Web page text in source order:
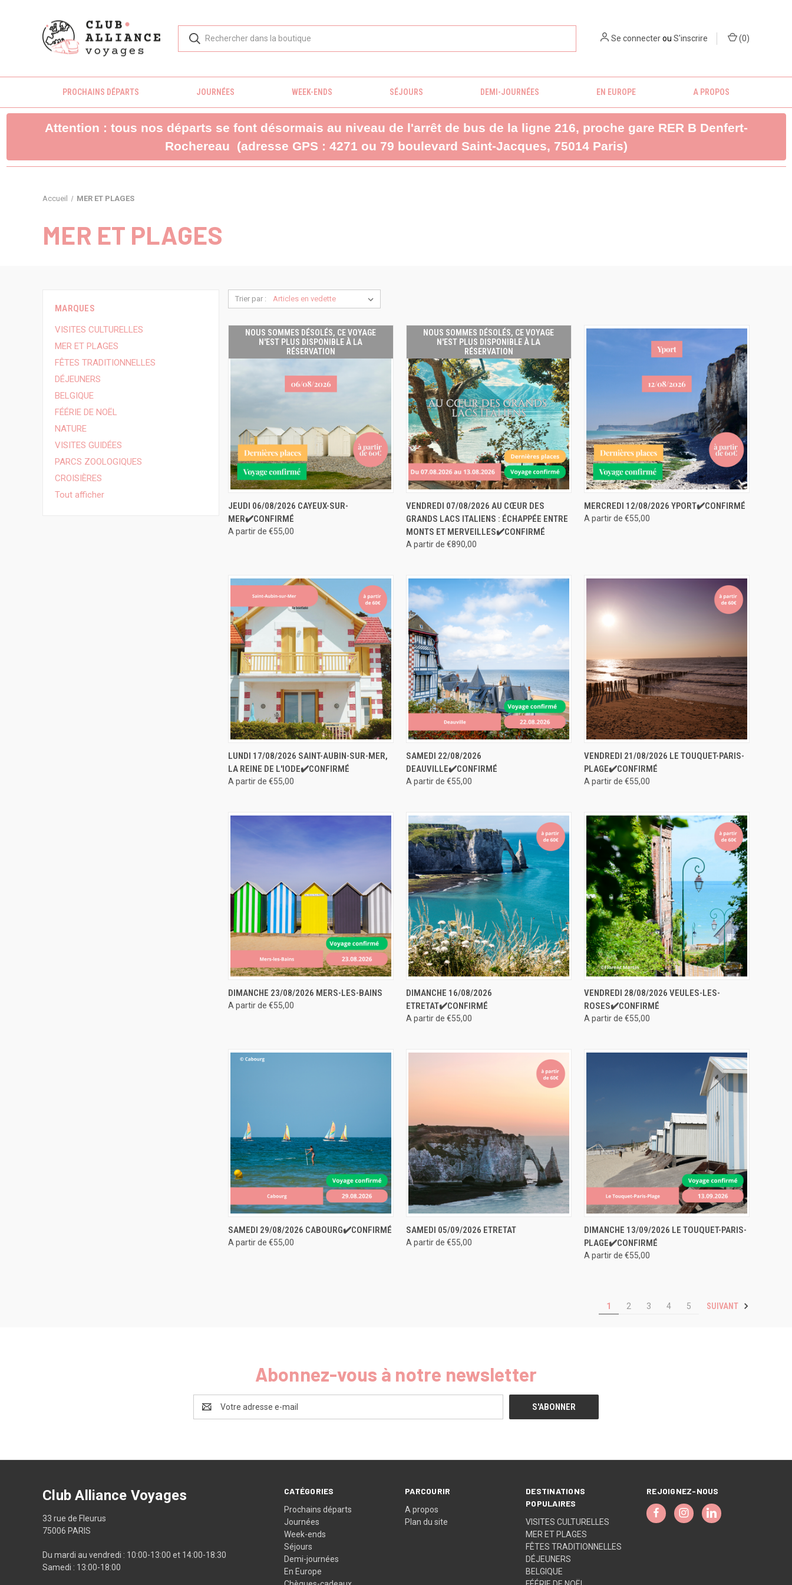
Se connecterou S'inscrire (0)
PROCHAINS DÉPARTS JOURNÉES WEEK-ENDS SÉJOURS DEMI-JOURNÉES EN EUROPE A PROPOS
Attention : tous nos départs se font désormais au niveau de l'arrêt de bus de la ligne 216, proche gare RER B Denfert-
Rochereau (adresse GPS : 4271 ou 79 boulevard Saint-Jacques, 75014 Paris)
Accueil MER ET PLAGES
MER ET PLAGES
MARQUES
VISITES CULTURELLES
MER ET PLAGES
FÊTES TRADITIONNELLES
DÉJEUNERS
BELGIQUE
FÉÉRIE DE NOËL
NATURE
VISITES GUIDÉES
PARCS ZOOLOGIQUES
CROISIÈRES
Tout afficher
Trier par :
NOUS SOMMES DÉSOLÉS, CE VOYAGE
N'EST PLUS DISPONIBLE À LA
RÉSERVATION
APERÇU RAPIDE
NOUS SOMMES
DÉSOLÉS, CE
JEUDI 06/08/2026 CAYEUX-SUR-
MER✔️CONFIRMÉ
A partir de €55,00
NOUS SOMMES DÉSOLÉS, CE VOYAGE
N'EST PLUS DISPONIBLE À LA
RÉSERVATION
APERÇU RAPIDE
NOUS SOMMES
DÉSOLÉS, CE
VOYAGE N'EST
PLUS DISPONIBLE
À LA RÉSERVATION
VENDREDI 07/08/2026 AU CŒUR DES
GRANDS LACS ITALIENS : ÉCHAPPÉE ENTRE
MONTS ET MERVEILLES✔️CONFIRMÉ
A partir de €890,00
APERÇU RAPIDE RÉSERVER
MERCREDI 12/08/2026 YPORT✔️CONFIRMÉ
A partir de €55,00
APERÇU RAPIDE RÉSERVER
LUNDI 17/08/2026 SAINT-AUBIN-SUR-MER,
LA REINE DE L'IODE✔️CONFIRMÉ
A partir de €55,00
APERÇU RAPIDE
SAMEDI 22/08/2026
DEAUVILLE✔️CONFIRMÉ
A partir de €55,00
APERÇU RAPIDE RÉSERVER
VENDREDI 21/08/2026 LE TOUQUET-PARIS-
PLAGE✔️CONFIRMÉ
A partir de €55,00
APERÇU RAPIDE RÉSERVER
DIMANCHE 23/08/2026 MERS-LES-BAINS
A partir de €55,00
APERÇU RAPIDE
DIMANCHE 16/08/2026
ETRETAT✔️CONFIRMÉ
A partir de €55,00
APERÇU RAPIDE RÉSERVER
VENDREDI 28/08/2026 VEULES-LES-
ROSES✔️CONFIRMÉ
A partir de €55,00
APERÇU RAPIDE RÉSERVER
SAMEDI 29/08/2026 CABOURG✔️CONFIRMÉ
A partir de €55,00
APERÇU RAPIDE RÉSERVER
SAMEDI 05/09/2026 ETRETAT
A partir de €55,00
APERÇU RAPIDE RÉSERVER
DIMANCHE 13/09/2026 LE TOUQUET-PARIS-
PLAGE✔️CONFIRMÉ
A partir de €55,00
1 2 3 4 5 SUIVANT
Abonnez-vous à notre newsletter
CATÉGORIES
Prochains départs
Journées
Week-ends
Séjours
Demi-journées
En Europe
PARCOURIR
A propos
Plan du site
DESTINATIONS
POPULAIRES
VISITES CULTURELLES
MER ET PLAGES
FÊTES TRADITIONNELLES
DÉJEUNERS
BELGIQUE
REJOIGNEZ-NOUS
Club Alliance Voyages
33 rue de Fleurus
75006 PARIS
Du mardi au vendredi : 10:00-13:00 et 14:00-18:30
Samedi : 13:00-18:00